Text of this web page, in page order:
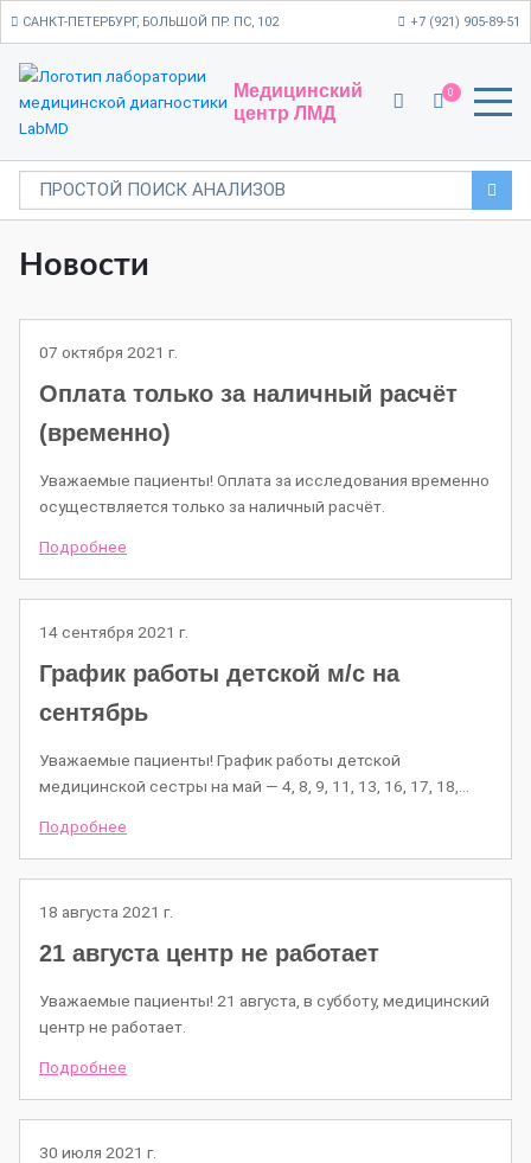
САНКТ-ПЕТЕРБУРГ, БОЛЬШОЙ ПР. ПС, 102 +7 (921) 905-89-51
Медицинский
центр ЛМД
0
Новости
07 октября 2021 г.
Оплата только за наличный расчёт
(временно)
Уважаемые пациенты! Оплата за исследования временно
осуществляется только за наличный расчёт.
Подробнее
14 сентября 2021 г.
График работы детской м/c на
сентябрь
Уважаемые пациенты! График работы детской
медицинской сестры на май — 4, 8, 9, 11, 13, 16, 17, 18,…
Подробнее
18 августа 2021 г.
21 августа центр не работает
Уважаемые пациенты! 21 августа, в субботу, медицинский
центр не работает.
Подробнее
30 июля 2021 г.